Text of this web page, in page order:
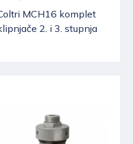
MCH16 komplet
2. i 3. stupnja